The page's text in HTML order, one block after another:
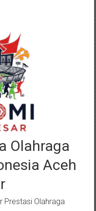
Olahraga
Aceh
Prestasi Olahraga